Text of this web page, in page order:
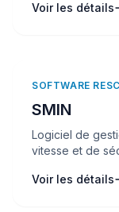
Voir les détails
SOFTWARE
SMIN
Logiciel de
vitesse et de
Voir les détails